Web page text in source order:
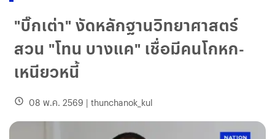
"บิ๊กเต่า" งัดหลักฐานวิทยาศาสตร์
สวน "โทน บางแค" เชื่อมีคนโกหก-
เหนียวหนี้
08 พ.ค. 2569 | thunchanok_kul